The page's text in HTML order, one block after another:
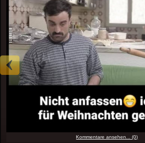
Kommentare ansehen... (0)